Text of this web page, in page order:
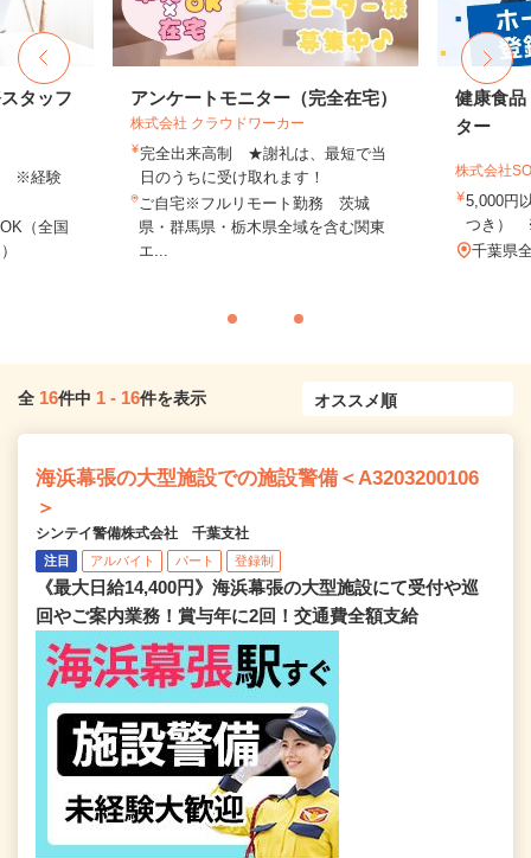
タッフ
※経験
（全国
アンケートモニター（完全在宅）
株式会社 クラウドワーカー
完全出来高制 ★謝礼は、最短で当
日のうちに受け取れます！
ご自宅※フルリモート勤務 茨城
県・群馬県・栃木県全域を含む関東
エ...
健康食品
ター
株式会社
5,000円
つき）
千葉県
全 16件中 1 - 16件を表示
海浜幕張の大型施設での施設警備＜A3203200106
＞
シンテイ警備株式会社 千葉支社
注目 アルバイト パート 登録制
《最大日給14,400円》海浜幕張の大型施設にて受付や巡
回やご案内業務！賞与年に2回！交通費全額支給